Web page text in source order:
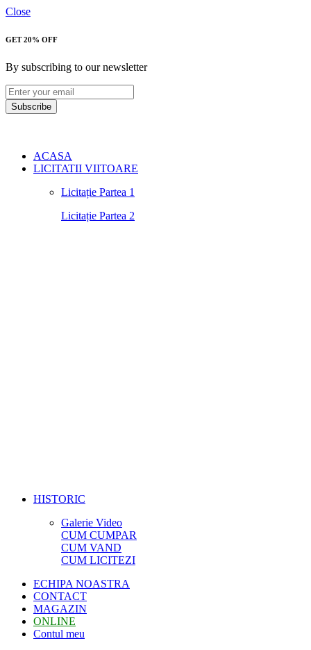
Close
GET 20% OFF
By subscribing to our newsletter
Subscribe
ACASA
LICITATII VIITOARE
Licitație Partea 1
Licitație Partea 2
HISTORIC
Galerie Video
CUM CUMPAR
CUM VAND
CUM LICITEZI
ECHIPA NOASTRA
CONTACT
MAGAZIN
ONLINE
Contul meu